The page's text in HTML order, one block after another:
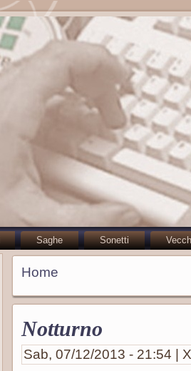
Saghe Sonetti
Home
Notturno
Sab, 07/12/2013 - 21:54 |